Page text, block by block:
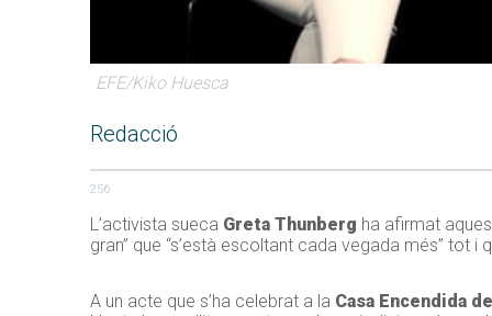
EFE/Kiko Huesca
Redacció
256
L’activista sueca Greta Thunberg ha afirmat
gran” que “s’està escoltant cada vegada més” tot
A un acte que s’ha celebrat a la Casa Encendida